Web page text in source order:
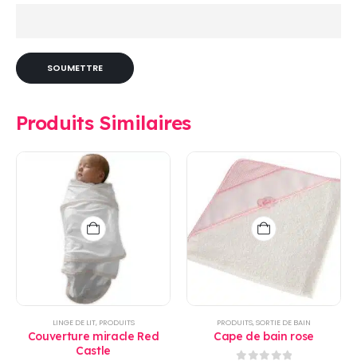
Produits Similaires
LINGE DE LIT, PRODUITS
Couverture miracle Red
Castle
PRODUITS,SORTIE DE BAIN
Cape de bain rose